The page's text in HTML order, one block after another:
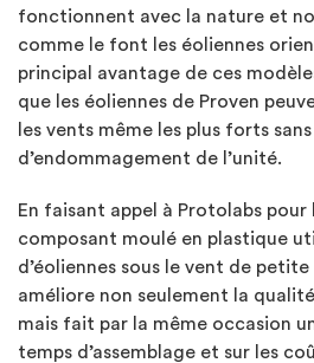
fonctionnent avec la nature et
comme le font les éoliennes
principal avantage de ces
que les éoliennes de Proven
les vents même les plus forts
d’endommagement de l’unité.
En faisant appel à Protolabs pour
composant moulé en plastique
d’éoliennes sous le vent de
améliore non seulement la
mais fait par la même occasion
temps d’assemblage et sur les